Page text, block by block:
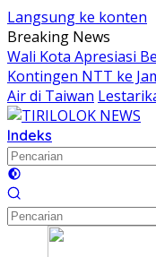
Langsung ke konten
Breaking News
Wali Kota Apresiasi
Kontingen NTT ke
Air di Taiwan
Indeks